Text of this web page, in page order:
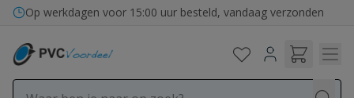
Ga naar de inhoud
Op werkdagen voor 15:00 uur besteld, vandaag verzonden